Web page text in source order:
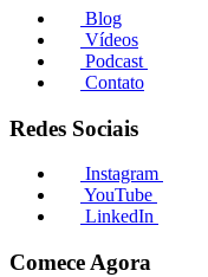
Blog
Vídeos
Podcast
Contato
Redes Sociais
Instagram
YouTube
LinkedIn
Comece Agora